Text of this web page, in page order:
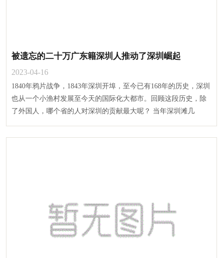
被遗忘的二十万广东籍深圳人推动了深圳崛起
2023-04-16
1840年鸦片战争，1843年深圳开埠，至今已有168年的历史，深圳
也从一个小渔村发展至今天的国际化大都市。回顾这段历史，除
了外国人，哪个省的人对深圳的贡献最大呢？ 当年深圳滩几